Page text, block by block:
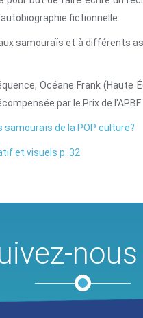
fictionnelle.
aux samouraïs et à différents
Océane Frank (Haute
par le Prix de l'APBF
samouraïs de la POP culture?
et visuels p. 32